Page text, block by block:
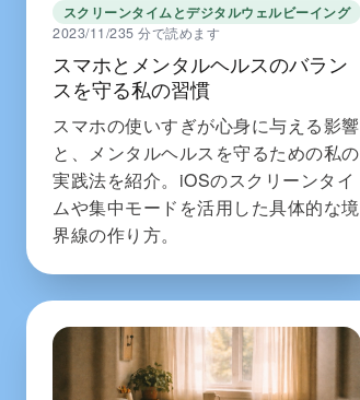
スクリーンタイムとデジタルウェルビーイング
2023/11/235 分で読めます
スマホとメンタルヘルスのバラン
スを守る私の習慣
スマホの使いすぎが心身に与える影響
と、メンタルヘルスを守るための私の
実践法を紹介。iOSのスクリーンタイ
ムや集中モードを活用した具体的な境
界線の作り方。